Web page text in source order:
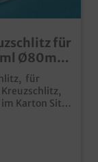
für
Ø80mm
für
Sitzt
da wo sie